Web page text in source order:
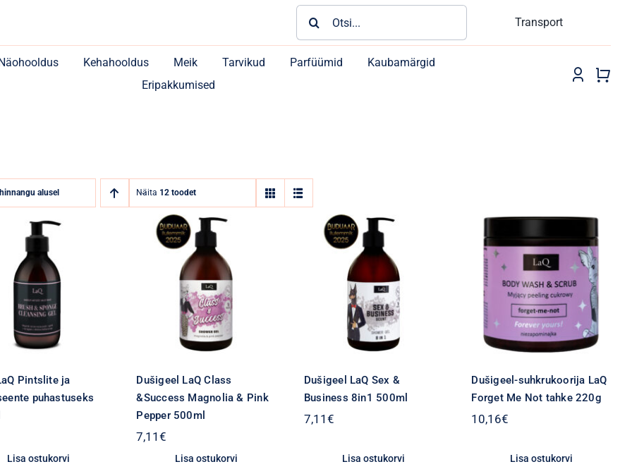
Transport
Kehahooldus Meik Tarvikud Parfüümid
Kaubamärgid
Eripakkumised
hinnangu alusel Näita 12 toodet
Pintslite ja
puhastuseks
Lisa ostukorvi
Dušigeel LaQ Class
&Success Magnolia & Pink
Pepper 500ml
7,11€
Lisa ostukorvi
Dušigeel LaQ Sex &
Business 8in1 500ml
7,11 €
Lisa ostukorvi
Dušigeel-suhkrukoorija LaQ
Forget Me Not tahke 220g
10,16€
Lisa ostukorvi